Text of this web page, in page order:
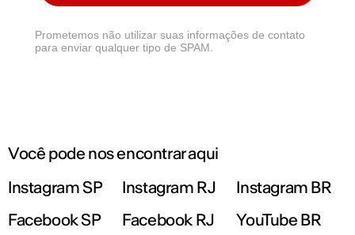
Prometemos não utilizar suas informações de contato
para enviar qualquer tipo de SPAM.
Você pode nos encontrar aqui
Instagram SP
Instagram RJ
Instagram BR
Facebook SP
Facebook RJ
YouTube BR